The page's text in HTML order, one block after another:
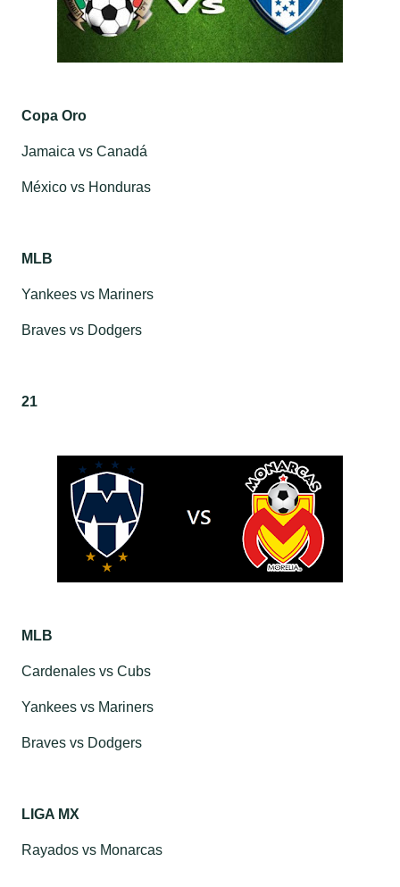
Copa Oro
Jamaica vs Canadá
México vs Honduras
MLB
Yankees vs Mariners
Braves vs Dodgers
21
MLB
Cardenales vs Cubs
Yankees vs Mariners
Braves vs Dodgers
LIGA MX
Rayados vs Monarcas